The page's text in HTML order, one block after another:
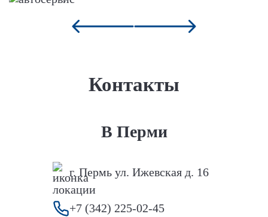
Контакты
В Перми
г. Пермь ул. Ижевская д. 16
+7 (342) 225-02-45